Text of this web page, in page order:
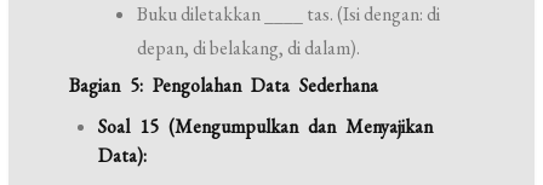
Buku diletakkan ____ tas. (Isi dengan: di
depan, di belakang, di dalam).
Bagian 5: Pengolahan Data Sederhana
Soal 15 (Mengumpulkan dan Menyajikan
Data):